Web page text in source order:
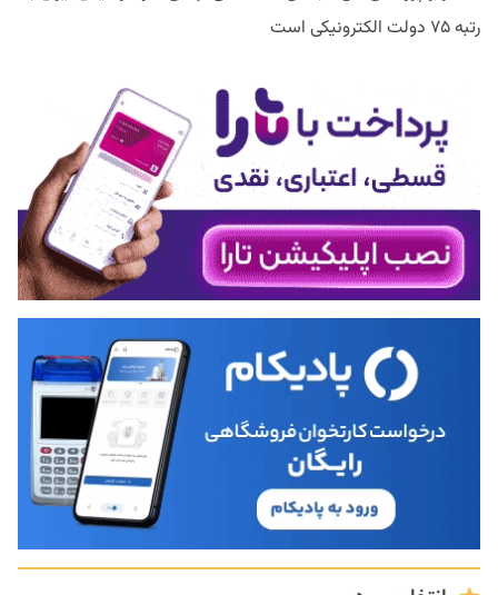
رتبه ۷۵ دولت الکترونیکی است